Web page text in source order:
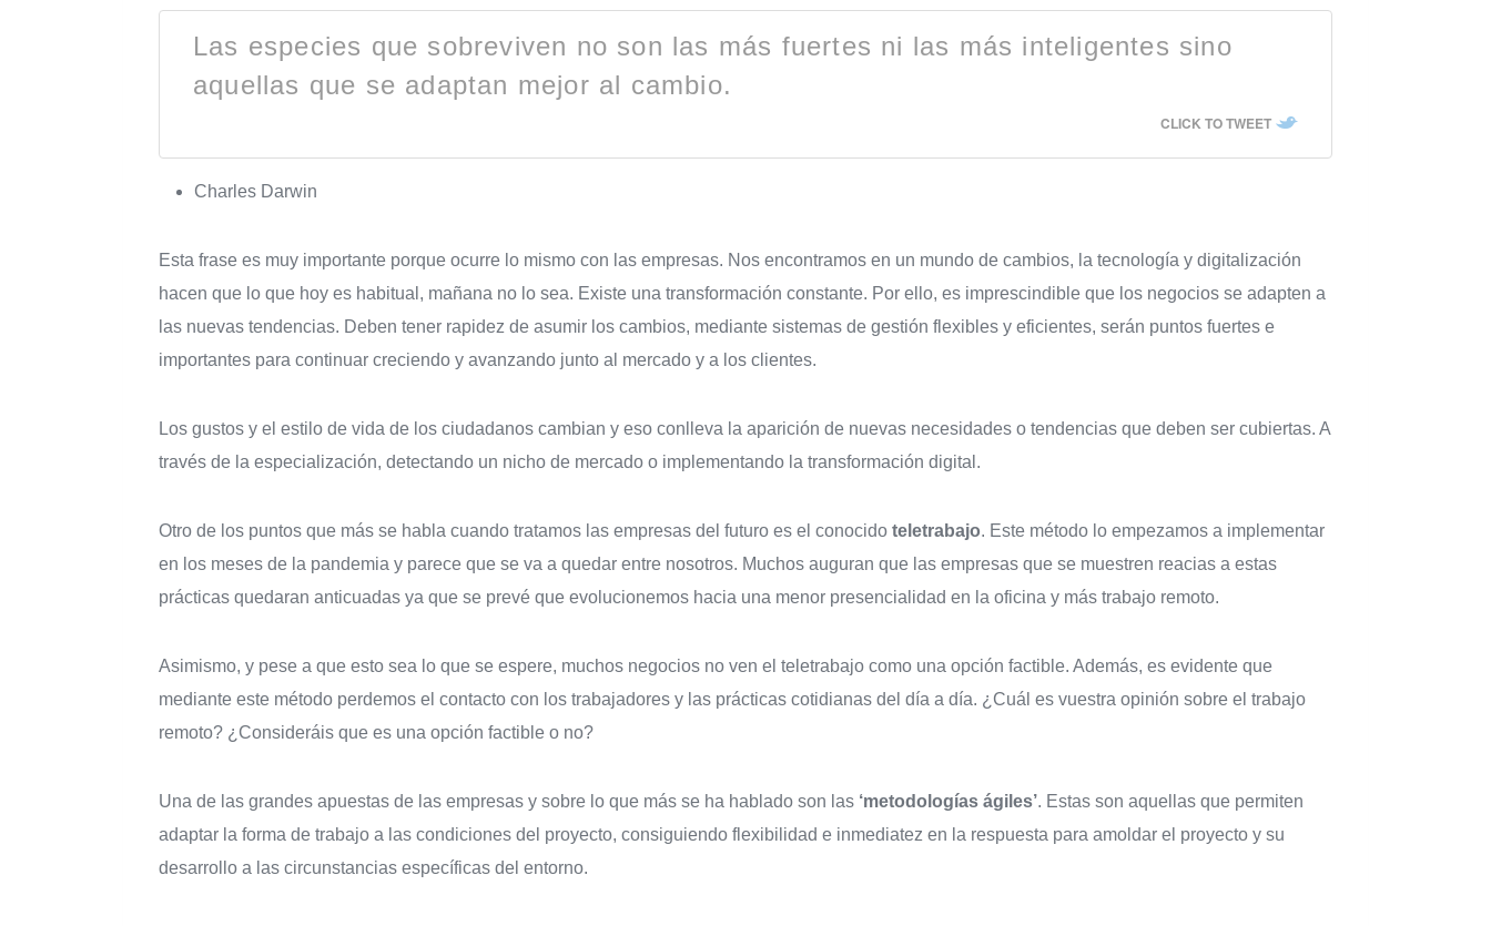
Las especies que sobreviven no son las más fuertes ni las más inteligentes sino
aquellas que se adaptan mejor al cambio.
CLICK TO TWEET
Charles Darwin
Esta frase es muy importante porque ocurre lo mismo con las empresas. Nos encontramos en un mundo de cambios, la tecnología y digitalización
hacen que lo que hoy es habitual, mañana no lo sea. Existe una transformación constante. Por ello, es imprescindible que los negocios se adapten a
las nuevas tendencias. Deben tener rapidez de asumir los cambios, mediante sistemas de gestión flexibles y eficientes, serán puntos fuertes e
importantes para continuar creciendo y avanzando junto al mercado y a los clientes.
Los gustos y el estilo de vida de los ciudadanos cambian y eso conlleva la aparición de nuevas necesidades o tendencias que deben ser cubiertas. A
través de la especialización, detectando un nicho de mercado o implementando la transformación digital.
Otro de los puntos que más se habla cuando tratamos las empresas del futuro es el conocido teletrabajo. Este método lo empezamos a implementar
en los meses de la pandemia y parece que se va a quedar entre nosotros. Muchos auguran que las empresas que se muestren reacias a estas
prácticas quedaran anticuadas ya que se prevé que evolucionemos hacia una menor presencialidad en la oficina y más trabajo remoto.
Asimismo, y pese a que esto sea lo que se espere, muchos negocios no ven el teletrabajo como una opción factible. Además, es evidente que
mediante este método perdemos el contacto con los trabajadores y las prácticas cotidianas del día a día. ¿Cuál es vuestra opinión sobre el trabajo
remoto? ¿Consideráis que es una opción factible o no?
Una de las grandes apuestas de las empresas y sobre lo que más se ha hablado son las ‘metodologías ágiles’. Estas son aquellas que permiten
adaptar la forma de trabajo a las condiciones del proyecto, consiguiendo flexibilidad e inmediatez en la respuesta para amoldar el proyecto y su
desarrollo a las circunstancias específicas del entorno.